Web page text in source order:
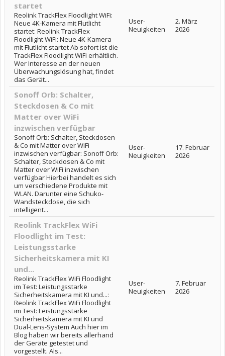
startet
Reolink TrackFlex Floodlight WiFi:
Neue 4K-Kamera mit Flutlicht
startet: Reolink TrackFlex
Floodlight WiFi: Neue 4K-Kamera
mit Flutlicht startet Ab sofort ist die
TrackFlex Floodlight WiFi erhältlich.
Wer Interesse an der neuen
Überwachungslösung hat, findet
das Gerät...
User-
Neuigkeiten
2. März
2026
Sonoff Orb: Schalter,
Steckdosen & Co mit
Matter over WiFi
inzwischen verfügbar
Sonoff Orb: Schalter, Steckdosen
& Co mit Matter over WiFi
inzwischen verfügbar: Sonoff Orb:
Schalter, Steckdosen & Co mit
Matter over WiFi inzwischen
verfügbar Hierbei handelt es sich
um verschiedene Produkte mit
WLAN. Darunter eine Schuko-
Wandsteckdose, die sich
intelligent...
User-
Neuigkeiten
17. Februar
2026
Reolink TrackFlex WiFi
Floodlight im Test:
Leistungsstarke
Sicherheitskamera mit KI
und...
Reolink TrackFlex WiFi Floodlight
im Test: Leistungsstarke
Sicherheitskamera mit KI und...:
Reolink TrackFlex WiFi Floodlight
im Test: Leistungsstarke
Sicherheitskamera mit KI und
Dual-Lens-System Auch hier im
Blog haben wir bereits allerhand
der Geräte getestet und
vorgestellt. Als...
User-
Neuigkeiten
7. Februar
2026